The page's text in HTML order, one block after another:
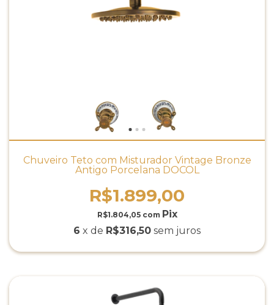
Chuveiro Teto com Misturador Vintage Bronze
Antigo Porcelana DOCOL
R$1.899,00
R$1.804,05 com
6 x de R$316,50 sem juros